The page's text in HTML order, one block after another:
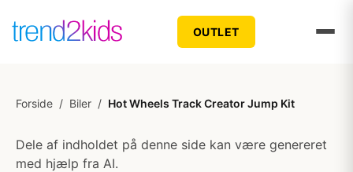
OUTLET
Forside / Biler / Hot Wheels Track Creator Jump Kit
Dele af indholdet på denne side kan være genereret
med hjælp fra AI.